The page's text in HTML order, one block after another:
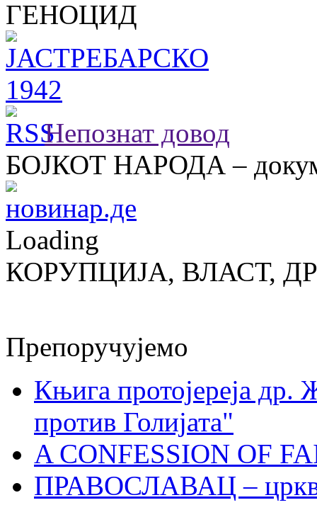
ГЕНОЦИД
Непознат довод
БОЈКОТ НАРОДА –
Loading
КОРУПЦИЈА, ВЛАСТ,
Препоручујемо
Књига протојереја др.
против Голијата"
A CONFESSION OF
ПРАВОСЛАВАЦ –